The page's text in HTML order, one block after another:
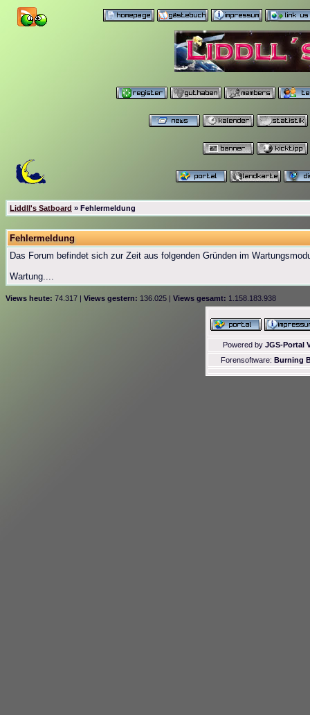
Liddll's Satboard » Fehlermeldung
Fehlermeldung
Das Forum befindet sich zur Zeit aus folgenden Gründen im
Wartung....
Views heute: 74.317 | Views gestern: 136.025 | Views gesamt: 1.158.183.938
Powered by JGS-Portal
Forensoftware: Burning